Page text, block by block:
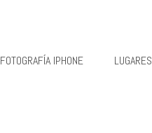
FOTOGRAFÍA IPHONE LUGARES